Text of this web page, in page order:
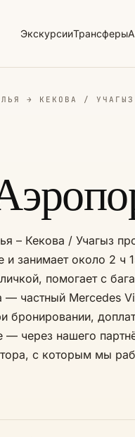
ЭкскурсииТрансферы
→ КЕКОВА / УЧАГЫЗ
– Кекова / Учагыз
занимает около 2 ч
помогает с
— частный Mercedes
бронировании,
— через нашего
с которым мы